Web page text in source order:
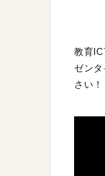
教育
ゼン
さい！